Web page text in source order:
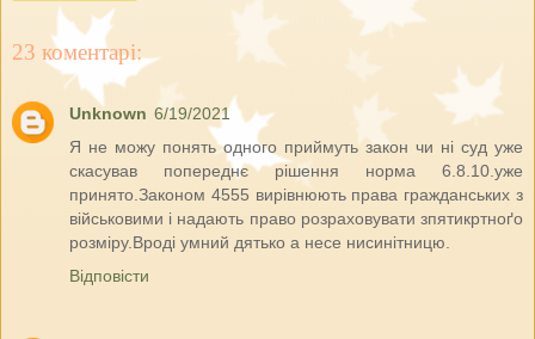
23 коментарі:
Unknown 6/19/2021
Я не можу понять одного приймуть закон чи ні суд уже
скасував попереднє рішення норма 6.8.10.уже
принято.Законом 4555 вирівнюють права гражданських з
військовими і надають право розраховувати зпятикртноґо
розміру.Вроді умний дятько а несе нисинітницю.
Відповісти